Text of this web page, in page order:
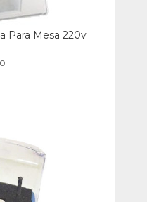
Para Mesa 220v